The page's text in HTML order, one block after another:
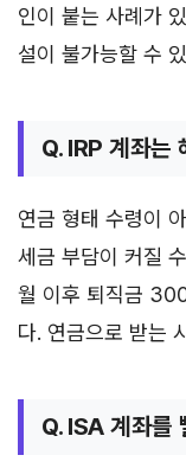
인이 붙는 사례가
설이 불가능할 수
Q. IRP 계좌는
연금 형태 수령이
세금 부담이 커질
월 이후 퇴직금
다. 연금으로 받는
Q. ISA 계좌를